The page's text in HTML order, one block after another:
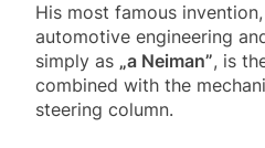
His most famous
automotive engineering
simply as „a Neiman”, is
combined with the
steering column.